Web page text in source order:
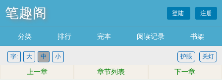
笔趣阁 登陆 注册
分类 排行 完本 阅读记录 书架
字: 大 中 小 关灯
护眼
上一章 章节列表 下一章